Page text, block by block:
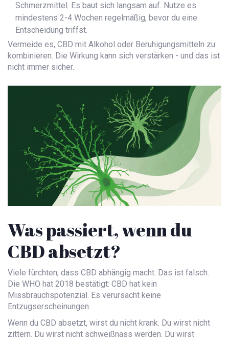
Schmerzmittel. Es baut sich langsam auf. Nutze es
mindestens 2-4 Wochen regelmäßig, bevor du eine
Entscheidung triffst.
Vermeide es, CBD mit Alkohol oder Beruhigungsmitteln zu
kombinieren. Die Wirkung kann sich verstärken - und das ist
nicht immer sicher.
Was passiert, wenn du
CBD absetzt?
Viele fürchten, dass CBD abhängig macht. Das ist falsch.
Die WHO hat 2018 bestätigt: CBD hat kein
Missbrauchspotenzial. Es verursacht keine
Entzugserscheinungen.
Wenn du CBD absetzt, wirst du nicht krank. Du wirst nicht
zittern. Du wirst nicht schweißnass werden. Du wirst